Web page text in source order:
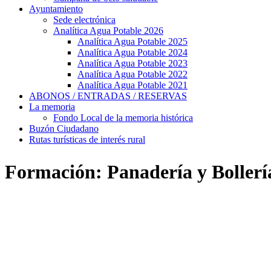
Ayuntamiento
Sede electrónica
Analítica Agua Potable 2026
Analítica Agua Potable 2025
Analítica Agua Potable 2024
Analítica Agua Potable 2023
Analítica Agua Potable 2022
Analítica Agua Potable 2021
ABONOS / ENTRADAS / RESERVAS
La memoria
Fondo Local de la memoria histórica
Buzón Ciudadano
Rutas turísticas de interés rural
Formación: Panadería y